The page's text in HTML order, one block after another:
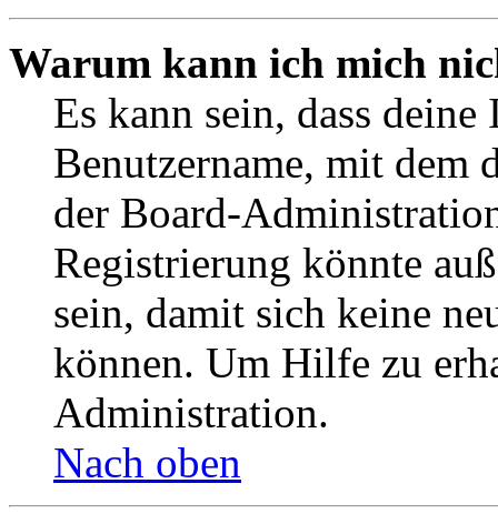
Warum kann ich mich
Es kann sein, dass
Benutzername, mit dem
der Board-
Registrierung könnte
sein, damit sich keine
können. Um Hilfe zu
Administration.
Nach oben